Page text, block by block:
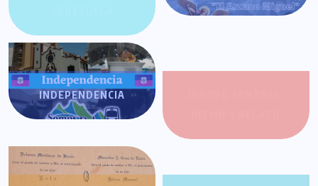
INDEPENDENCIA